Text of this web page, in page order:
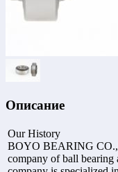
Описание
Our History
BOYO BEARING
company of ball bearing